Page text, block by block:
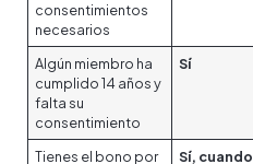
consentimientos
necesarios
Algún miembro ha
cumplido 14 años y
falta su
consentimiento
Sí
Tienes el bono por
Sí, cuando